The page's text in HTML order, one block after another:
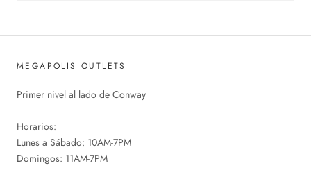
MEGAPOLIS OUTLETS
Primer nivel al lado de Conway
Horarios:
Lunes a Sábado: 10AM-7PM
Domingos: 11AM-7PM